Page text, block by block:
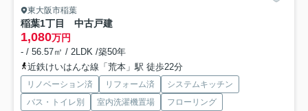
東大阪市稲葉
稲葉1丁目 中古戸建
1,080万円
- / 56.57㎡ / 2LDK /築50年
近鉄けいはんな線「荒本」駅 徒歩22分
リノベーション済 リフォーム済
システムキッチン
バス・トイレ別
室内洗濯機置場 フローリング